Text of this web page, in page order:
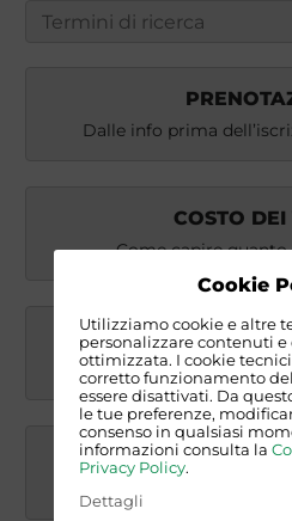
Cookie
Utilizziamo cookie e altre
personalizzare contenuti
ottimizzata. I cookie tecnici
corretto funzionamento
essere disattivati. Da
le tue preferenze,
consenso in qualsiasi
informazioni consulta la
Privacy Policy.
Dettagli
Dalle info prima
COSTO DEI
Come capire
FORMULA DI
Esperienze, non